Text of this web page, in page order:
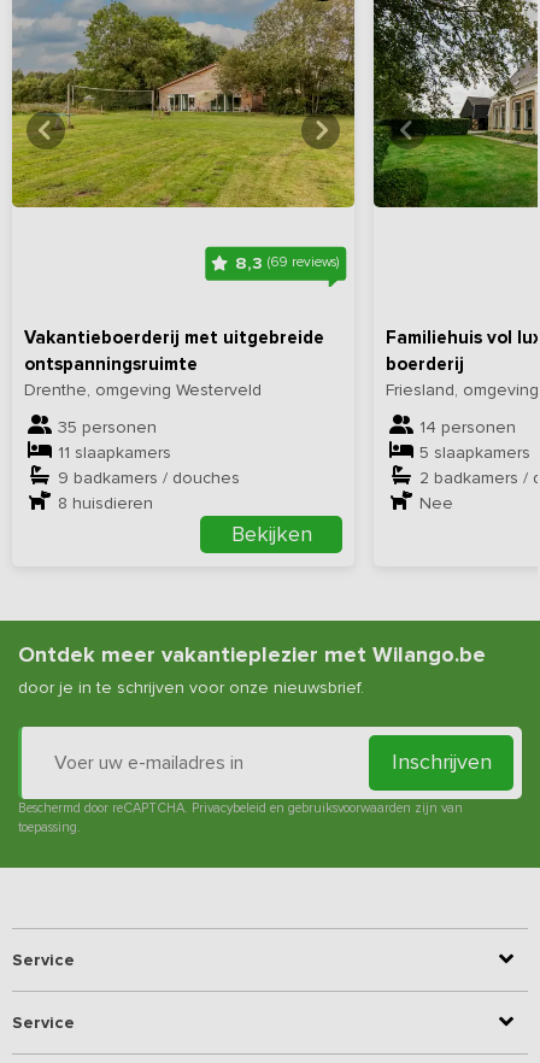
8,3 (69 reviews)
Vakantieboerderij met uitgebreide
ontspanningsruimte
Drenthe, omgeving Westerveld
35 personen
11 slaapkamers
9 badkamers / douches
8 huisdieren
Bekijken
Bekijkhieralle foto's
Familiehuis vol
boerderij
Friesland,
14 personen
5 slaapkamers
2 badkamers /
Nee
Bekijk
Ontdek meer vakantieplezier met Wilango.be
door je in te schrijven voor onze nieuwsbrief.
Inschrijven
Beschermd door reCAPTCHA. Privacybeleid en gebruiksvoorwaarden zijn van
toepassing.
Service
Service